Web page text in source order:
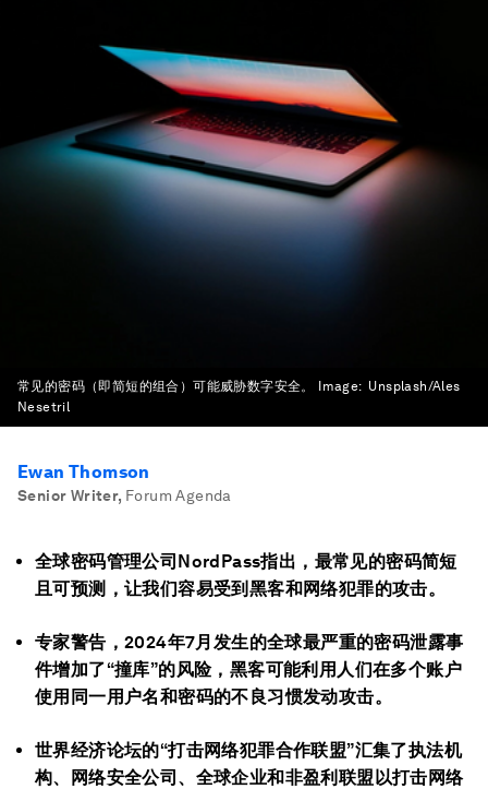
常见的密码（即简短的组合）可能威胁数字安全。 Image: Unsplash/Ales
Nesetril
Ewan Thomson
Senior Writer, Forum Agenda
全球密码管理公司NordPass指出，最常见的密码简短
且可预测，让我们容易受到黑客和网络犯罪的攻击。
专家警告，2024年7月发生的全球最严重的密码泄露事
件增加了“撞库”的风险，黑客可能利用人们在多个账户
使用同一用户名和密码的不良习惯发动攻击。
世界经济论坛的“打击网络犯罪合作联盟”汇集了执法机
构、网络安全公司、全球企业和非盈利联盟以打击网络